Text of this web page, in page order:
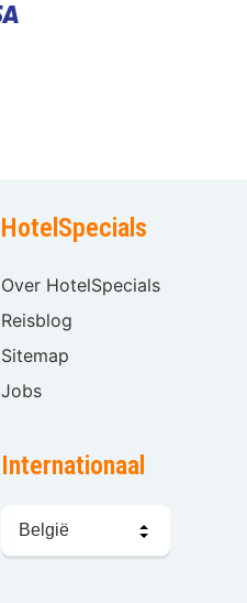
HotelSpecials
Over HotelSpecials
Reisblog
Sitemap
Jobs
Internationaal
kiezen